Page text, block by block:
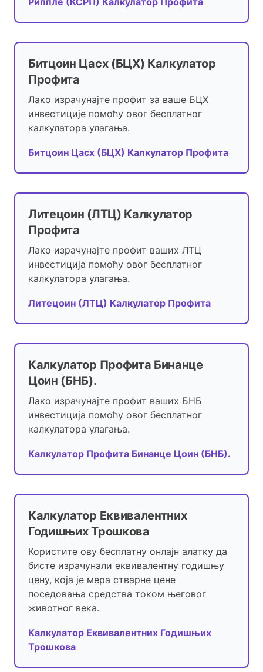
Битцоин Цасх (БЦХ) Калкулатор
Профита
Лако израчунајте профит за ваше БЦХ
инвестиције помоћу овог бесплатног
калкулатора улагања.
Битцоин Цасх (БЦХ) Калкулатор Профита
Литецоин (ЛТЦ) Калкулатор
Профита
Лако израчунајте профит ваших ЛТЦ
инвестиција помоћу овог бесплатног
калкулатора улагања.
Литецоин (ЛТЦ) Калкулатор Профита
Калкулатор Профита Бинанце
Цоин (БНБ).
Лако израчунајте профит ваших БНБ
инвестиција помоћу овог бесплатног
калкулатора улагања.
Калкулатор Профита Бинанце Цоин (БНБ).
Калкулатор Еквивалентних
Годишњих Трошкова
Користите ову бесплатну онлајн алатку да
бисте израчунали еквивалентну годишњу
цену, која је мера стварне цене
поседовања средства током његовог
животног века.
Калкулатор Еквивалентних Годишњих
Трошкова